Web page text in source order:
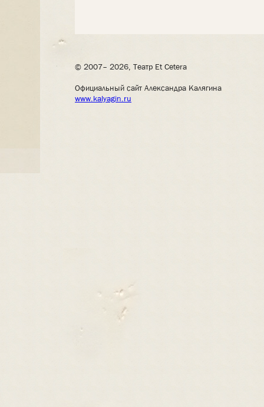
© 2007– 2026, Театр Et Cetera
Официальный сайт Александра Калягина
www.kalyagin.ru